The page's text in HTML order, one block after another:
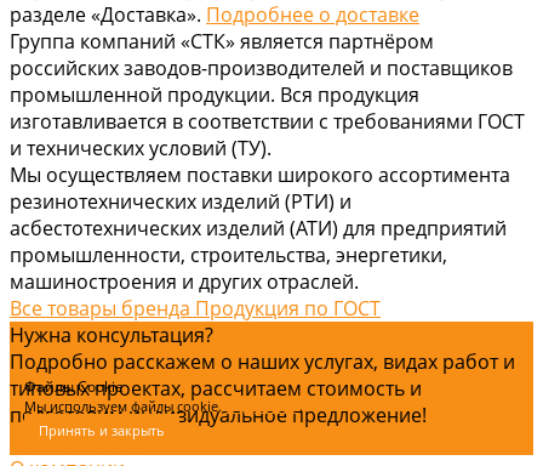
Файлы Cookie
Мы используем файлы cookie.
.
Принять и закрыть
разделе «Доставка». Подробнее о доставке
Группа компаний «СТК» является партнёром
российских заводов-производителей и поставщиков
промышленной продукции. Вся продукция
изготавливается в соответствии с требованиями ГОСТ
и технических условий (ТУ).
Мы осуществляем поставки широкого ассортимента
резинотехнических изделий (РТИ) и
асбестотехнических изделий (АТИ) для предприятий
промышленности, строительства, энергетики,
машиностроения и других отраслей.
Все товары бренда Продукция по ГОСТ
Нужна консультация?
Подробно расскажем о наших услугах, видах работ и
типовых проектах, рассчитаем стоимость и
подготовим индивидуальное предложение!
Задать вопрос